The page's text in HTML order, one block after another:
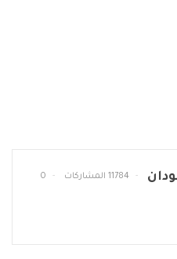
11784 المشاركات 0